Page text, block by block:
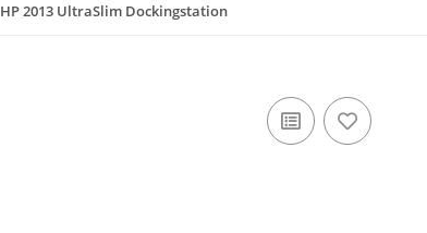
HP 2013 UltraSlim Dockingstation